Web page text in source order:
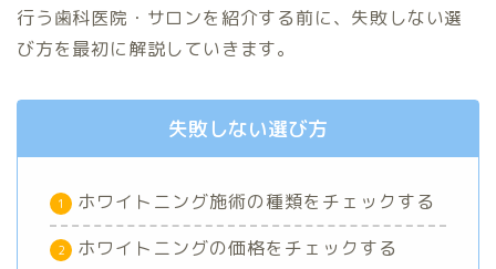
行う歯科医院・サロンを紹介する前に、失敗しない選
び方を最初に解説していきます。
失敗しない選び方
ホワイトニング施術の種類をチェックする
ホワイトニングの価格をチェックする